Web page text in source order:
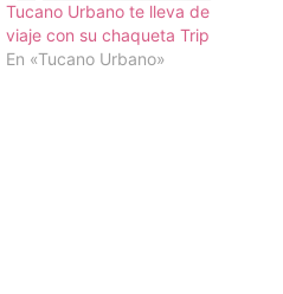
Tucano Urbano te lleva de
viaje con su chaqueta Trip
En «Tucano Urbano»